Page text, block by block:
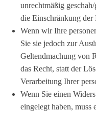
unrechtmäßig
die Einschränkung der
Wenn wir Ihre
Sie sie jedoch zur
Geltendmachung von
das Recht, statt der
Verarbeitung Ihrer
Wenn Sie einen
eingelegt haben,